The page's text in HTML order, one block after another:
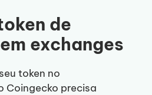
de
exchanges
token no
Coingecko precisa